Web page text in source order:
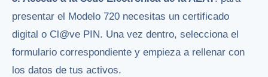
presentar el Modelo 720 necesitas un certificado
digital o Cl@ve PIN. Una vez dentro, selecciona el
formulario correspondiente y empieza a rellenar con
los datos de tus activos.